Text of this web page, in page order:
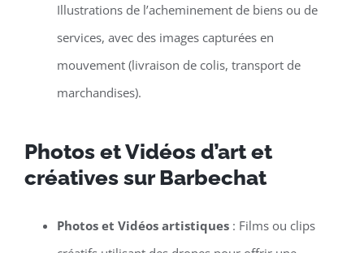
Illustrations de l’acheminement de biens ou de
services, avec des images capturées en
mouvement (livraison de colis, transport de
marchandises).
Photos et Vidéos d’art et
créatives sur Barbechat
Photos et Vidéos artistiques: Films ou clips